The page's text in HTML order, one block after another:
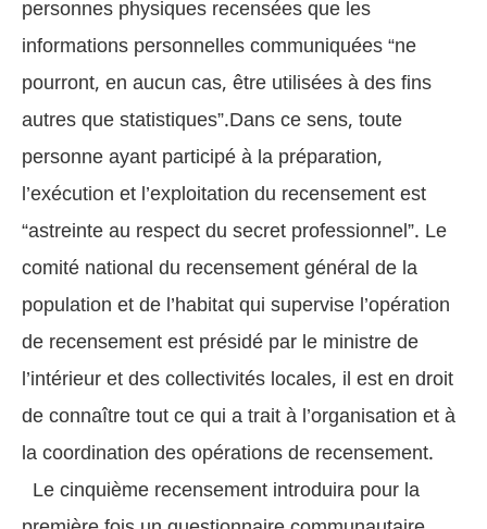
personnes physiques recensées que les
informations personnelles communiquées “ne
pourront, en aucun cas, être utilisées à des fins
autres que statistiques”.Dans ce sens, toute
personne ayant participé à la préparation,
l’exécution et l’exploitation du recensement est
“astreinte au respect du secret professionnel”. Le
comité national du recensement général de la
population et de l’habitat qui supervise l’opération
de recensement est présidé par le ministre de
l’intérieur et des collectivités locales, il est en droit
de connaître tout ce qui a trait à l’organisation et à
la coordination des opérations de recensement.
Le cinquième recensement introduira pour la